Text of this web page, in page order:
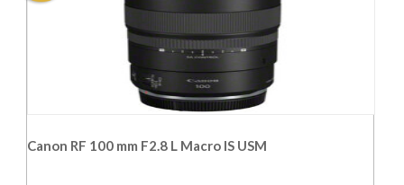
Canon RF 100 mm F2.8 L Macro IS USM